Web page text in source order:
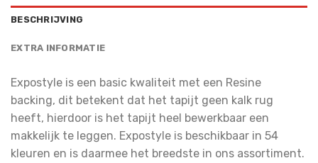
BESCHRIJVING
EXTRA INFORMATIE
Expostyle is een basic kwaliteit met een Resine
backing, dit betekent dat het tapijt geen kalk rug
heeft, hierdoor is het tapijt heel bewerkbaar een
makkelijk te leggen. Expostyle is beschikbaar in 54
kleuren en is daarmee het breedste in ons assortiment.